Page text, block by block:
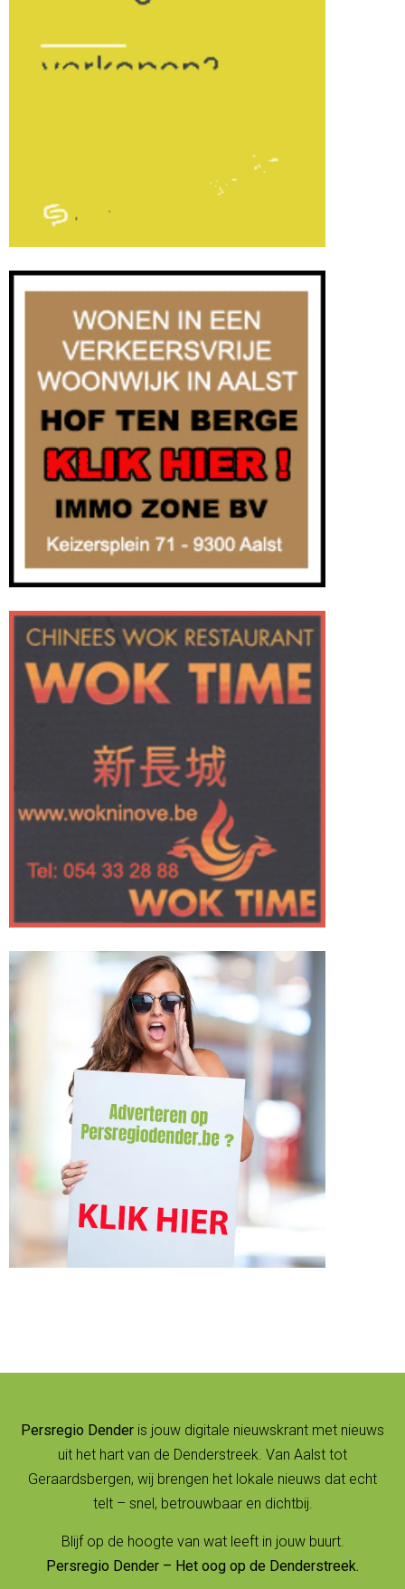
Persregio Dender is jouw digitale nieuwskrant met nieuws
uit het hart van de Denderstreek. Van Aalst tot
Geraardsbergen, wij brengen het lokale nieuws dat echt
telt – snel, betrouwbaar en dichtbij.
Blijf op de hoogte van wat leeft in jouw buurt.
Persregio Dender – Het oog op de Denderstreek.